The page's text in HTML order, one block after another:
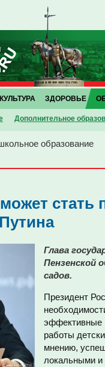
КУЛЬТУРА ЗДОРОВЬЕ
Дополнительное
образование
Глава
Пензенской
садов.
Президент
эффективные
работы
мнению,
локальными и